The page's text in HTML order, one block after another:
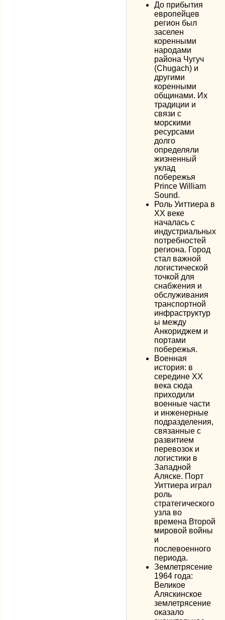
До прибытия
европейцев
регион был
заселен
коренными
народами
района Чугуч
(Chugach) и
другими
коренными
общинами. Их
традиции и
связи с
морскими
ресурсами
долго
определяли
жизненный
уклад
побережья
Prince William
Sound.
Роль Уиттиера в
XX веке
началась с
индустриальных
потребностей
региона. Город
стал важной
логистической
точкой для
снабжения и
обслуживания
транспортной
инфраструктур
ы между
Анкориджем и
портами
побережья.
Военная
история: в
середине XX
века сюда
приходили
военные части
и инженерные
подразделения,
связанные с
развитием
перевозок и
логистики в
Западной
Аляске. Порт
Уиттиера играл
роль
стратегического
узла во
времена Второй
мировой войны
и
послевоенного
периода.
Землетрясение
1964 года:
Великое
Аляскинское
землетрясение
оказало